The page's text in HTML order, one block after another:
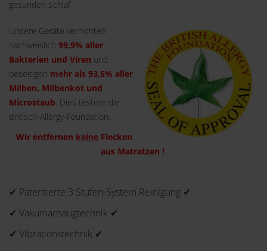
gesunden Schlaf
Unsere Geräte vernichten
nachweislich 99,9% aller
Bakterien und Viren und
beseitigen mehr als 93,5% aller
Milben, Milbenkot und
Microstaub. Dies testete die
Britisch-Allergy-Foundation.
Wir entfernen keineFlecken
aus Matratzen !
✔ Patentierte 3 Stufen-System Reinigung ✔
✔ Vakumansaugtechnik ✔
✔ Vibrationstechnik ✔